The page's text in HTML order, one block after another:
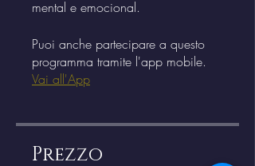
Puoi anche partecipare a questo
programma tramite l'app mobile.
Vai all'App
Prezzo